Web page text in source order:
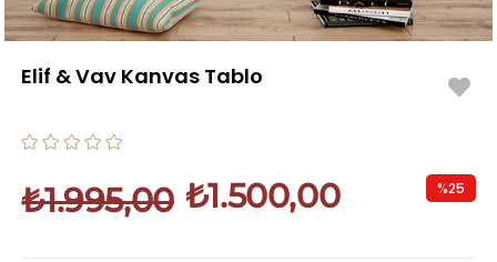
Elif & Vav Kanvas Tablo
₺1.995,00 ₺1.500,00 %25